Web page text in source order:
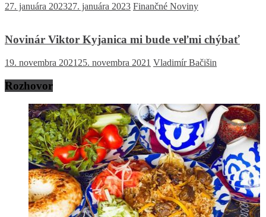
27. januára 202327. januára 2023 Finančné Noviny
Novinár Viktor Kyjanica mi bude veľmi chýbať
19. novembra 2021 25. novembra 2021 Vladimír Bačišin
Rozhovor